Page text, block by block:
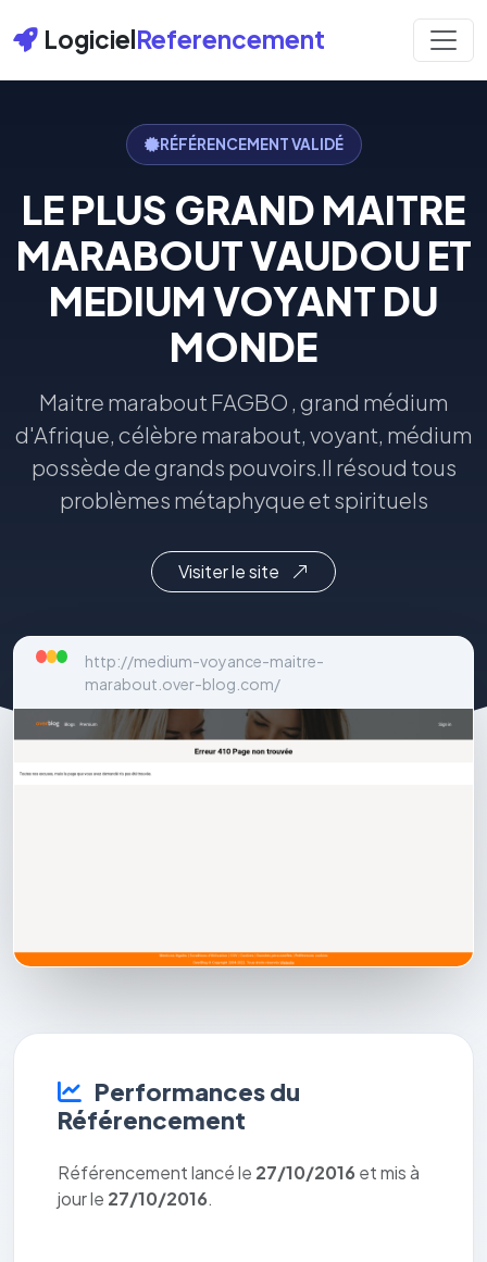
LogicielReferencement
RÉFÉRENCEMENT VALIDÉ
LE PLUS GRAND MAITRE
MARABOUT VAUDOU ET
MEDIUM VOYANT DU
MONDE
Maitre marabout FAGBO , grand médium
d'Afrique, célèbre marabout, voyant, médium
possède de grands pouvoirs.Il résoud tous
problèmes métaphyque et spirituels
Visiter le site
http://medium-voyance-maitre-
marabout.over-blog.com/
Performances du
Référencement
Référencement lancé le 27/10/2016 et mis à
jour le 27/10/2016.